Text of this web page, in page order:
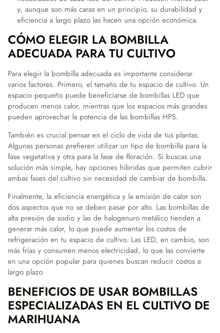
y, aunque son más caras en un principio, su durabilidad y
eficiencia a largo plazo las hacen una opción económica.
CÓMO ELEGIR LA BOMBILLA
ADECUADA PARA TU CULTIVO
Para elegir la bombilla adecuada es importante considerar
varios factores. Primero, el tamaño de tu espacio de cultivo. Un
espacio pequeño puede beneficiarse de bombillas LED que
producen menos calor, mientras que los espacios más grandes
pueden aprovechar la potencia de las bombillas HPS.
También es crucial pensar en el ciclo de vida de tus plantas.
Algunas personas prefieren utilizar un tipo de bombilla para la
fase vegetativa y otra para la fase de floración. Si buscas una
solución más simple, hay opciones híbridas que permiten cubrir
ambas fases del cultivo sin necesidad de cambiar de bombilla.
Finalmente, la eficiencia energética y la emisión de calor son
dos aspectos que no se deben pasar por alto. Las bombillas de
alta presión de sodio y las de halogenuro metálico tienden a
generar más calor, lo que puede aumentar los costos de
refrigeración en tu espacio de cultivo. Las LED, en cambio, son
más frías y consumen menos electricidad, lo que las convierte
en una opción popular para quienes buscan reducir costos a
largo plazo.
BENEFICIOS DE USAR BOMBILLAS
ESPECIALIZADAS EN EL CULTIVO DE
MARIHUANA